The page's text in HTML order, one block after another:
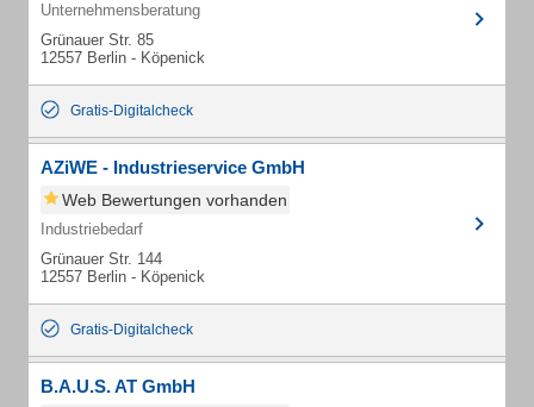
Unternehmensberatung
Grünauer Str. 85
12557 Berlin - Köpenick
Gratis-Digitalcheck
AZiWE - Industrieservice GmbH
Web Bewertungen vorhanden
Industriebedarf
Grünauer Str. 144
12557 Berlin - Köpenick
Gratis-Digitalcheck
B.A.U.S. AT GmbH